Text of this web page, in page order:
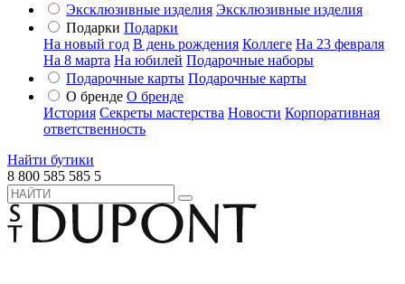
Эксклюзивные изделия Эксклюзивные изделия
Подарки Подарки
На новый год В день рождения Коллеге На 23 февраля
На 8 марта На юбилей Подарочные наборы
Подарочные карты Подарочные карты
О бренде О бренде
История Секреты мастерства Новости Корпоративная
ответственность
Найти бутики
8 800 585 585 5